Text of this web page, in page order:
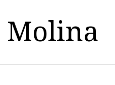
Molina